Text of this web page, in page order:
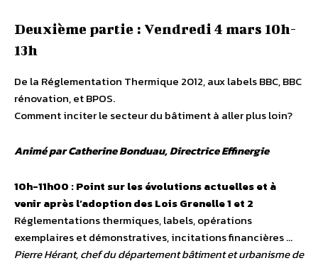
Deuxième partie : Vendredi 4 mars 10h-
13h
De la Réglementation Thermique 2012, aux labels BBC, BBC
rénovation, et BPOS.
Comment inciter le secteur du bâtiment à aller plus loin?
Animé par Catherine Bonduau, Directrice Effinergie
10h-11h00 : Point sur les évolutions actuelles et à
venir après l’adoption des Lois Grenelle 1 et 2
Réglementations thermiques, labels, opérations
exemplaires et démonstratives, incitations financières …
Pierre Hérant, chef du département bâtiment et urbanisme de